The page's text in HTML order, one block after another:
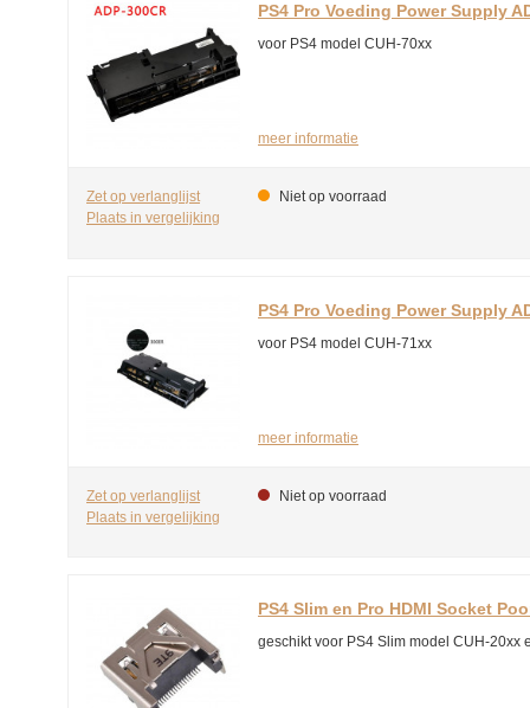
PS4 Pro Voeding Power Supply
voor PS4 model CUH-70xx
meer informatie
Zet op verlanglijst
Plaats in vergelijking
Niet op voorraad
PS4 Pro Voeding Power Supply
voor PS4 model CUH-71xx
meer informatie
Zet op verlanglijst
Plaats in vergelijking
Niet op voorraad
PS4 Slim en Pro HDMI Socket
geschikt voor PS4 Slim model CUH-20xx